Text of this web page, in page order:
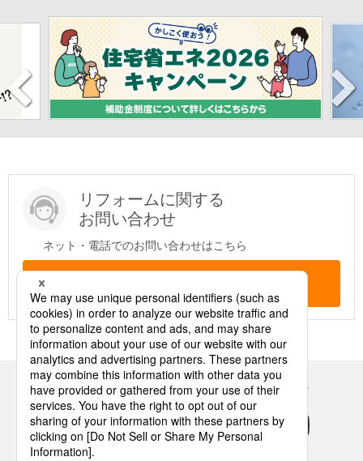
リフォームに関する
お問い合わせ
ネット・電話でのお問い合わせはこちら
Panasonicの住まい・くらし SNSアカウント